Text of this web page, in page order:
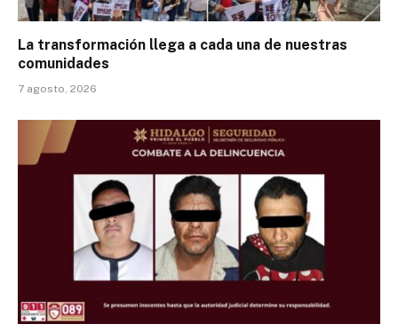
La transformación llega a cada una de nuestras
comunidades
7 agosto, 2026